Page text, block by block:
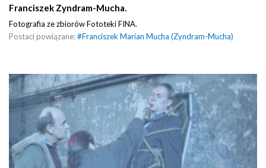
Franciszek Zyndram-Mucha.
Fotografia ze zbiorów Fototeki FINA.
Postaci powiązane:#Franciszek Marian Mucha (Zyndram-Mucha)